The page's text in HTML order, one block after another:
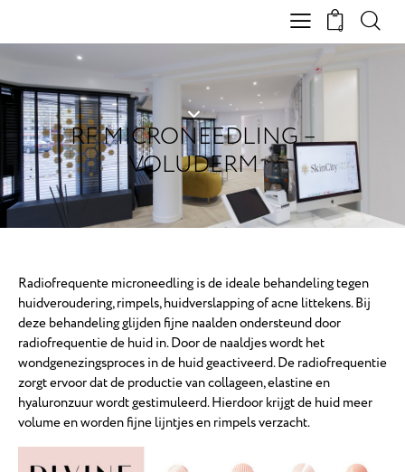
0
RF MICRONEEDLING –
VOLUDERM
Radiofrequente microneedling is de ideale behandeling tegen
huidveroudering, rimpels, huidverslapping of acne littekens. Bij
deze behandeling glijden fijne naalden ondersteund door
radiofrequentie de huid in. Door de naaldjes wordt het
wondgenezingsproces in de huid geactiveerd. De radiofrequentie
zorgt ervoor dat de productie van collageen, elastine en
hyaluronzuur wordt gestimuleerd. Hierdoor krijgt de huid meer
volume en worden fijne lijntjes en rimpels verzacht.